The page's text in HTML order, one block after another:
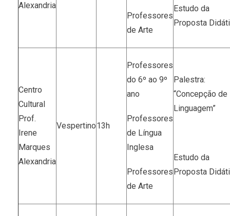
Alexandria
Professores
de Arte
Estudo da
Proposta
Centro
Cultural
Prof.
Irene
Marques
Alexandria
Vespertino13h
Professores
do 6º ao 9º
ano
Professores
de Língua
Inglesa
Professores
de Arte
Palestra:
“Concepção de
Linguagem”
Estudo da
Proposta